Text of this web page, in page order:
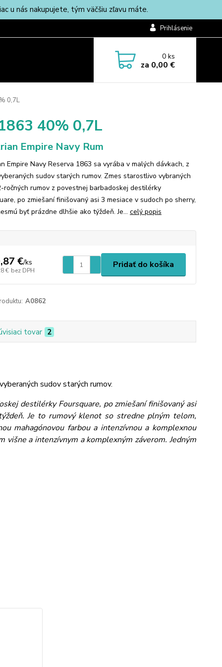
u nás nakupujete, tým väčšiu zľavu máte.
Prihlásenie
0ks
za 0,00 €
0,7L
40% 0,7L
Empire Navy Rum
Empire Navy Reserva 1863 sa vyrába v malých dávkach, z
sudov starých rumov. Zmes starostlivo vybraných
ročných rumov z povestnej barbadoskej destilérky
po zmiešaní finišovaný asi 3 mesiace v sudoch po sherry,
byť prázdne dlhšie ako týždeň. Je... celý popis
€/ks
€ bez DPH
Pridať do košíka
A0862
tovar 2
sudov starých rumov.
destilérky Foursquare, po zmiešaní finišovaný asi
Je to rumový klenot so stredne plným telom,
mahagónovou farbou a intenzívnou a komplexnou
višne a intenzívnym a komplexným záverom. Jedným